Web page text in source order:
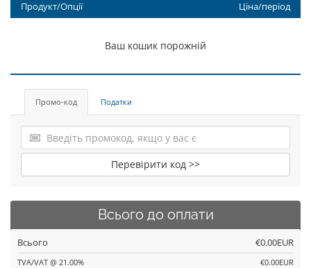
Продукт/Опції Ціна/період
Ваш кошик порожній
Промо-код Податки
Перевірити код >>
Всього до оплати
Всього €0.00EUR
TVA/VAT @ 21.00%
€0.00EUR